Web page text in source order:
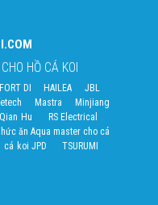
HỒ CÁ KOI
FORT DI HAILEA
JBL
Mastra
Minjiang
Qian Hu
RS Electrical
ăn Aqua master cho cá
cá koi JPD
TSURUMI